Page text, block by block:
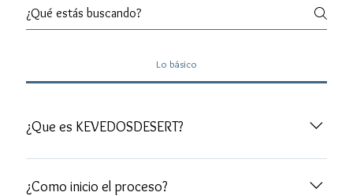
Lo básico
¿Que es KEVEDOSDESERT?
Kevedosdesert es un movimiento inspirador que fusiona
creatividad y emociones a través de la fotografía. Con más
¿Como inicio el proceso?